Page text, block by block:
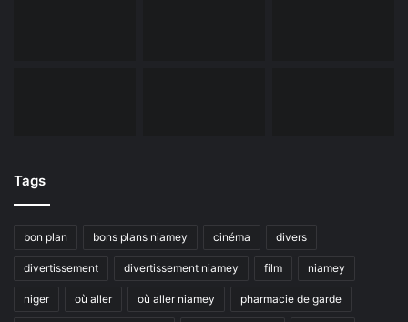
Tags
bon plan bons plans niamey cinéma divers
divertissement divertissement niamey film niamey
niger où aller où aller niamey pharmacie de garde